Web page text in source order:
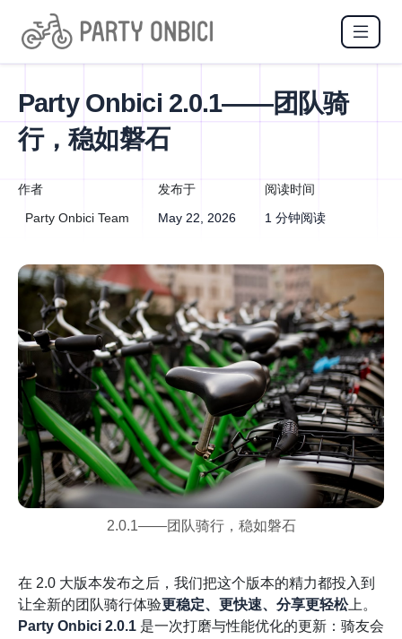
Party Onbici 2.0.1——团队骑
行，稳如磐石
作者
Party Onbici Team
发布于
May 22, 2026
阅读时间
1 分钟阅读
2.0.1——团队骑行，稳如磐石
在 2.0 大版本发布之后，我们把这个版本的精力都投入到
让全新的团队骑行体验更稳定、更快速、分享更轻松上。
Party Onbici 2.0.1 是一次打磨与性能优化的更新：骑友会